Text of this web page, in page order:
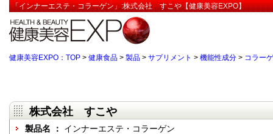
「インナーエステ・コラーゲン」:株式会社 すこや【健康美容EXPO】
健康美容EXPO：TOP > 健康食品 > 製品 > サプリメント > 機能性成分 > コラー
株式会社 すこや
製品名 ： インナーエステ・コラーゲン